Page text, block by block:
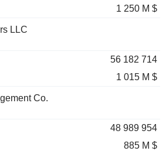
1 250 M $
LLC
56 182 714
1 015 M $
Co.
48 989 954
885 M $